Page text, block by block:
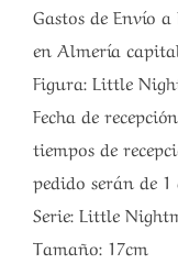
Gastos de Envío
en Almería
Figura: Little
Fecha de
tiempos de
pedido serán de 1
Serie: Little
Tamaño: 17cm